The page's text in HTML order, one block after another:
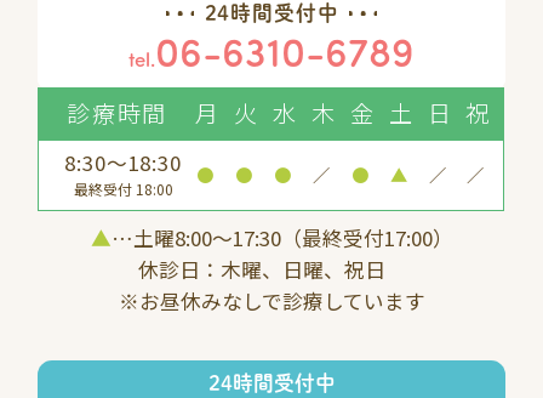
24時間受付中
tel.06-6310-6789
診療時間 月 火 水 木 金 土 日 祝
8:30～18:30
最終受付 18:00
● ● ● ／ ● ▲ ／ ／
▲…土曜8:00〜17:30（最終受付17:00）
休診日：木曜、日曜、祝日
※お昼休みなしで診療しています
24時間受付中